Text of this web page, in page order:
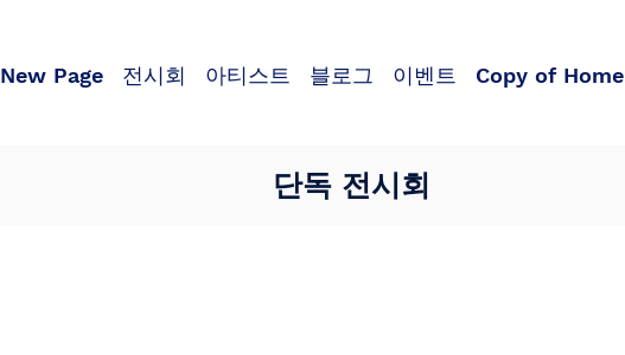
New Page 전시회 아티스트 블로그 이벤트 Copy of Home
단독 전시회